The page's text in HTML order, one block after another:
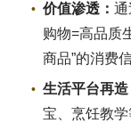
价值渗透： 通
购物=高品质
商品”的消费信
生活平台再造
宝、烹饪教